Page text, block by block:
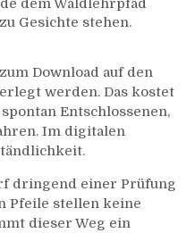
dem Waldlehrpfad
Gesichte stehen.
Download auf den
werden. Das kostet
Entschlossenen,
Im digitalen
dringend einer Prüfung
Pfeile stellen keine
dieser Weg ein